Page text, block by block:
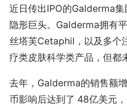
近日传出IPO的Galderma
隐形巨头。Galderma拥有
丝塔芙Cetaphil，以及多个
疗类皮肤科学类产品，但都
去年，Galderma的销售额
币影响后达到了 48亿美元